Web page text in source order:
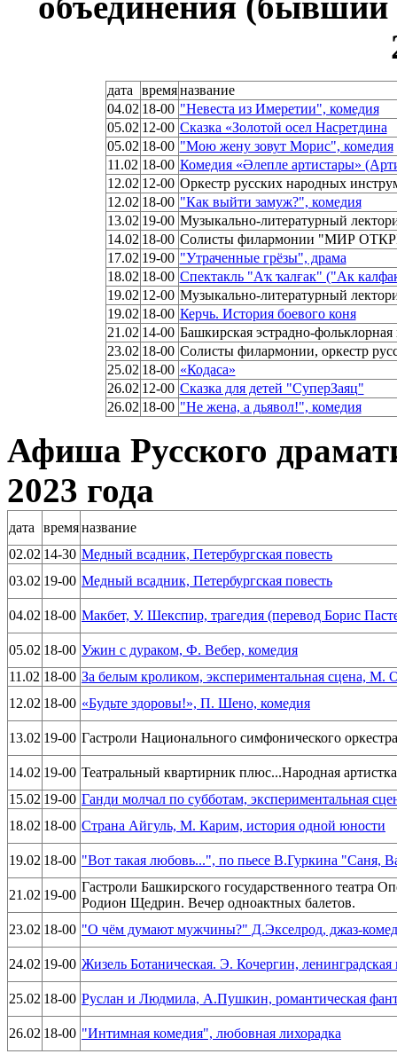
дата время название
04.02 18-00 "Невеста из Имеретии", комедия
05.02 12-00 Сказка «Золотой осел Насретдина
05.02 18-00 "Мою жену зовут Морис", комедия
11.02 18-00 Комедия «Әлепле артистары»
12.02 12-00 Оркестр русских народных
12.02 18-00 "Как выйти замуж?", комедия
13.02 19-00 Музыкально-литературный
14.02 18-00 Солисты филармонии "МИР
17.02 19-00 "Утраченные грёзы", драма
18.02 18-00 Спектакль "Аҡ ҡалғак" ("Ак
19.02 12-00 Музыкально-литературный
19.02 18-00 Керчь. История боевого коня
21.02 14-00 Башкирская эстрадно-
23.02 18-00 Солисты филармонии, оркестр
25.02 18-00 «Кодаса»
26.02 12-00 Сказка для детей "СуперЗаяц"
26.02 18-00 "Не жена, а дьявол!", комедия
Афиша Русского
2023 года
дата времяназвание
02.02 14-30 Медный всадник, Петербургская повесть
03.02 19-00 Медный всадник, Петербургская повесть
04.02 18-00 Макбет, У. Шекспир, трагедия (перевод Борис
05.02 18-00 Ужин с дураком, Ф. Вебер, комедия
11.02 18-00 За белым кроликом, экспериментальная сцена, М.
12.02 18-00 «Будьте здоровы!», П. Шено, комедия
13.02 19-00 Гастроли Национального симфонического
14.02 19-00 Театральный квартирник плюс...Народная
15.02 19-00 Ганди молчал по субботам, экспериментальная
18.02 18-00 Страна Айгуль, М. Карим, история одной юности
19.02 18-00 "Вот такая любовь...", по пьесе В.Гуркина "Саня,
21.02 19-00
Гастроли Башкирского государственного
Родион Щедрин. Вечер одноактных балетов.
23.02 18-00 "О чём думают мужчины?" Д.Экселрод, джаз-
24.02 19-00 Жизель Ботаническая. Э. Кочергин, ленинградская
25.02 18-00 Руслан и Людмила, А.Пушкин, романтическая
26.02 18-00 "Интимная комедия", любовная лихорадка